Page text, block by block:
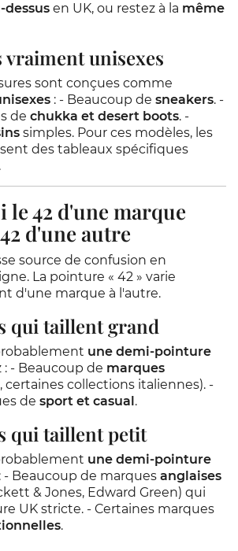
dessus en UK, ou restez à la même
vraiment unisexes
sont conçues comme
: - Beaucoup de sneakers. -
de chukka et desert boots. -
simples. Pour ces modèles, les
des tableaux spécifiques
le 42 d'une marque
d'une autre
source de confusion en
La pointure « 42 » varie
d'une marque à l'autre.
qui taillent grand
une demi-pointure
: - Beaucoup de marques
certaines collections italiennes). -
de sport et casual.
qui taillent petit
une demi-pointure
- Beaucoup de marques anglaises
& Jones, Edward Green) qui
UK stricte. - Certaines marques
.